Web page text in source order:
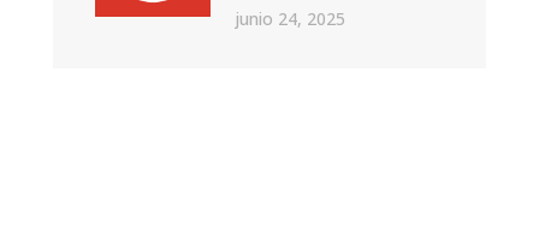
junio 24, 2025